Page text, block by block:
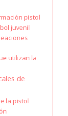
pistol
juvenil
utilizan la
de
la pistol